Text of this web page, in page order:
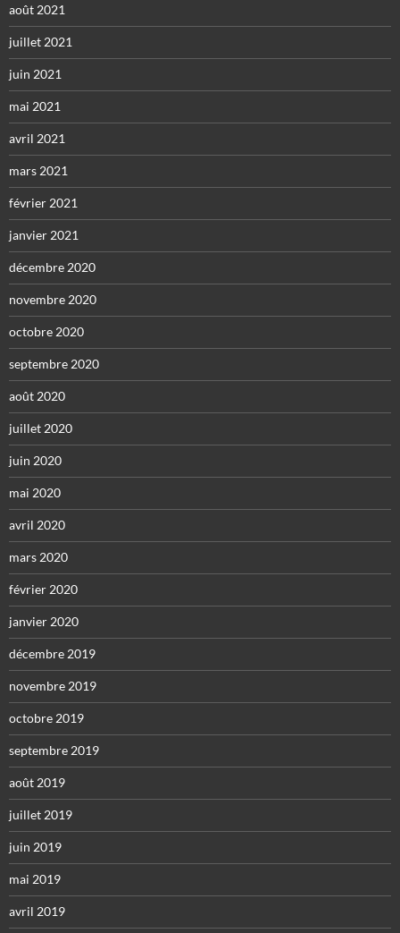
août 2021
juillet 2021
juin 2021
mai 2021
avril 2021
mars 2021
février 2021
janvier 2021
décembre 2020
novembre 2020
octobre 2020
septembre 2020
août 2020
juillet 2020
juin 2020
mai 2020
avril 2020
mars 2020
février 2020
janvier 2020
décembre 2019
novembre 2019
octobre 2019
septembre 2019
août 2019
juillet 2019
juin 2019
mai 2019
avril 2019